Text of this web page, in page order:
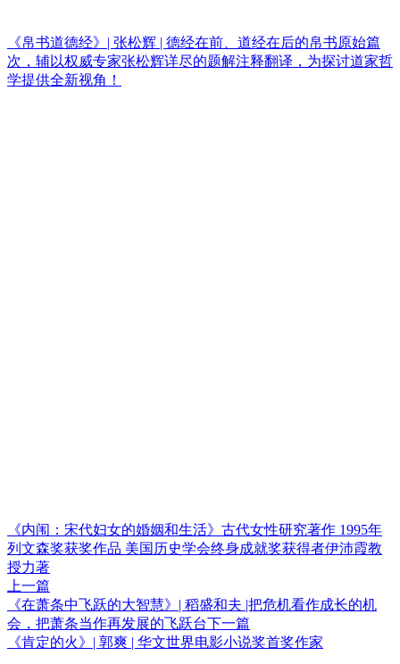
《帛书道德经》| 张松辉 | 德经在前、道经在后的帛书原始篇
次，辅以权威专家张松辉详尽的题解注释翻译，为探讨道家哲
学提供全新视角！
《内闱：宋代妇女的婚姻和生活》古代女性研究著作 1995年
列文森奖获奖作品 美国历史学会终身成就奖获得者伊沛霞教
授力著
上一篇
《在萧条中飞跃的大智慧》| 稻盛和夫 |把危机看作成长的机
会，把萧条当作再发展的飞跃台下一篇
《肯定的火》| 郭爽 | 华文世界电影小说奖首奖作家